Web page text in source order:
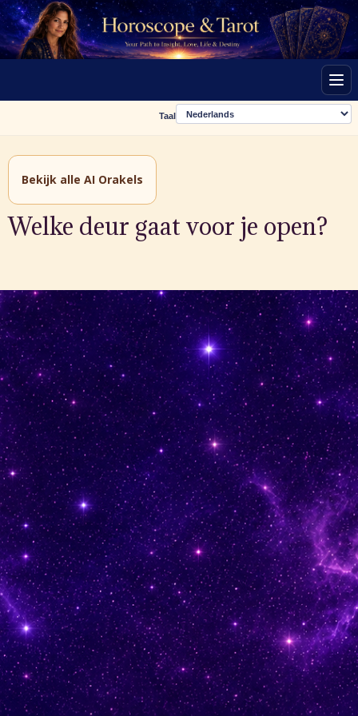
Taal
Bekijk alle AI Orakels
Welke deur gaat voor je open?